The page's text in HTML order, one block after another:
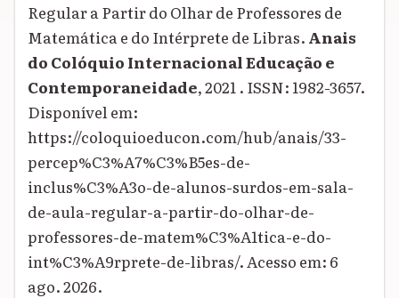
Regular a Partir do Olhar de Professores de
Matemática e do Intérprete de Libras. Anais
do Colóquio Internacional Educação e
Contemporaneidade, 2021 . ISSN: 1982-3657.
Disponível em:
https://coloquioeducon.com/hub/anais/33-
percep%C3%A7%C3%B5es-de-
inclus%C3%A3o-de-alunos-surdos-em-sala-
de-aula-regular-a-partir-do-olhar-de-
professores-de-matem%C3%A1tica-e-do-
int%C3%A9rprete-de-libras/. Acesso em: 6
ago. 2026.